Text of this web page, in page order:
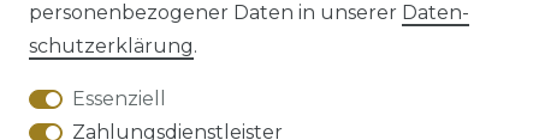
AGB Barrierefreiheitserklärung
personenbezogener Daten in unserer Daten­
schutz­erklärung.
Essenziell
Zahlungsdienstleister